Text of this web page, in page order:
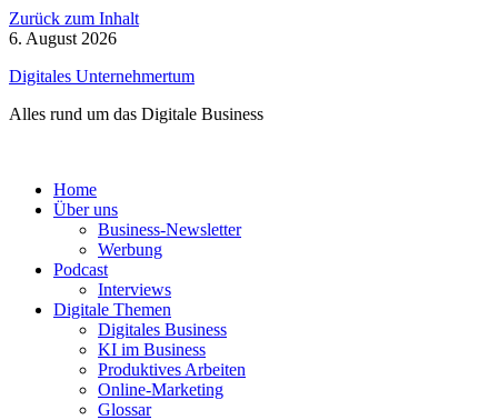
Zurück zum Inhalt
6. August 2026
Digitales Unternehmertum
Alles rund um das Digitale Business
Home
Über uns
Business-Newsletter
Werbung
Podcast
Interviews
Digitale Themen
Digitales Business
KI im Business
Produktives Arbeiten
Online-Marketing
Glossar